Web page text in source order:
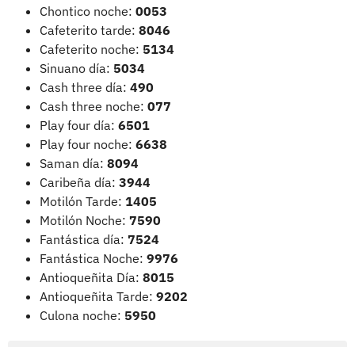
Chontico noche: 0053
Cafeterito tarde: 8046
Cafeterito noche: 5134
Sinuano día: 5034
Cash three día: 490
Cash three noche: 077
Play four día: 6501
Play four noche: 6638
Saman día: 8094
Caribeña día: 3944
Motilón Tarde: 1405
Motilón Noche: 7590
Fantástica día: 7524
Fantástica Noche: 9976
Antioqueñita Día: 8015
Antioqueñita Tarde: 9202
Culona noche: 5950